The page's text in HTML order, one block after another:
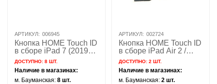
АРТИКУЛ: 006945
Кнопка HOME Touch ID
в сборе iPad 7 (2019) /
iPad 8 (2020) / iPad 9
(2021) золото / 821-
02360 821-01006
ДОСТУПНО:8 ШТ.
Наличие в магазинах:
м. Бауманская:8 шт.
АРТИКУЛ: 002724
Кнопка HOME Touch ID
в сборе iPad Air 2 /
iPad mini 4 / iPad Pro
12.9 (2015) серебро /
821-00188
ДОСТУПНО:2 ШТ.
Наличие в магазинах:
м. Бауманская:2 шт.